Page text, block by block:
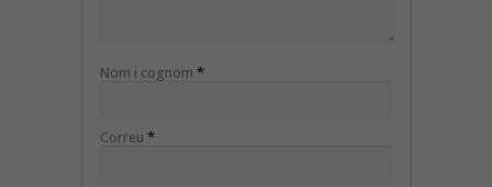
Nom i cognom *
Correu *